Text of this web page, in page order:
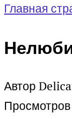
Главная
Автор
Просмотров